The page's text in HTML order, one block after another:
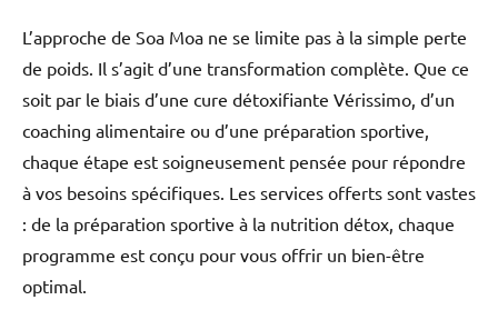
L’approche de Soa Moa ne se limite pas à la simple perte
de poids. Il s’agit d’une transformation complète. Que ce
soit par le biais d’une cure détoxifiante Vérissimo, d’un
coaching alimentaire ou d’une préparation sportive,
chaque étape est soigneusement pensée pour répondre
à vos besoins spécifiques. Les services offerts sont vastes
: de la préparation sportive à la nutrition détox, chaque
programme est conçu pour vous offrir un bien-être
optimal.